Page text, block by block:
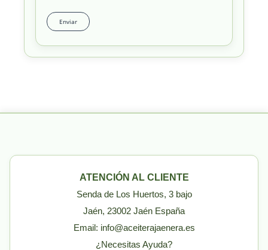
ATENCIÓN AL CLIENTE
Senda de Los Huertos, 3 bajo
Jaén, 23002 Jaén España
Email: info@aceiterajaenera.es
¿Necesitas Ayuda?